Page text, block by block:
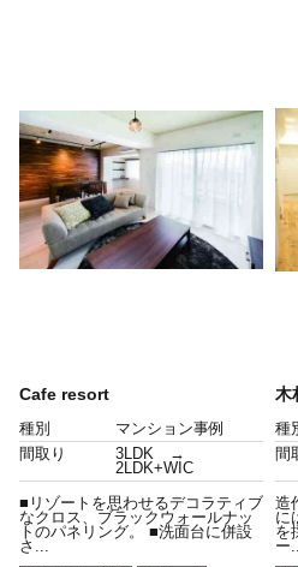
Cafe resort
種別
マンション事例
間取り
3LDK →
2LDK+WIC
■リゾートを思わせるデコラティブ
なクロス、ブラックウォールナッ
トのパネリング。 ■洗面台に併設
さ...
木
種
間
造
に
を
ー